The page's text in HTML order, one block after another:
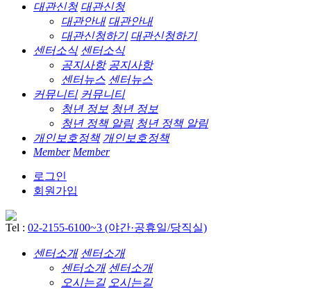
대관신청 대관신청
대관안내 대관안내
대관신청하기 대관신청하기
센터소식 센터소식
공지사항 공지사항
센터뉴스 센터뉴스
커뮤니티 커뮤니티
청년 정보 청년 정보
청년 정책 알림 청년 정책 알림
개인보호정책 개인보호정책
Member Member
로그인
회원가입
Tel : 02-2155-6100~3 (야간·공휴일/당직실)
센터소개 센터소개
센터소개 센터소개
오시는길 오시는길